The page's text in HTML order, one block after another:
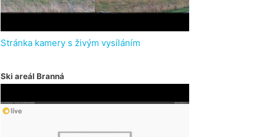
Stránka kamery s živým vysíláním
Ski areál Branná